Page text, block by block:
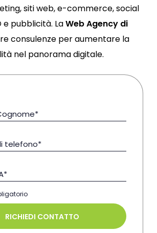
siti web, e-commerce, social
e pubblicità. LaWeb Agency di
consulenze per aumentare la
nel panorama digitale.
telefono*
RICHIEDI CONTATTO